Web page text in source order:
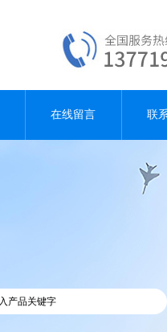
在线留言 联